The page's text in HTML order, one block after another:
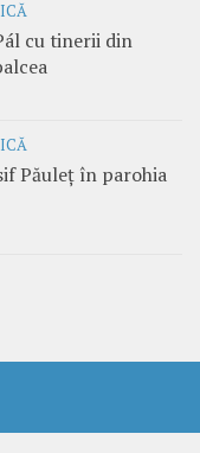
cu tinerii din
Păuleț în parohia